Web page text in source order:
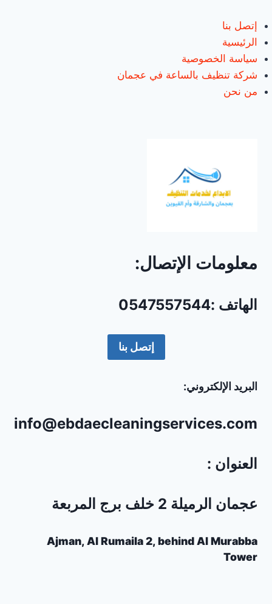
إتصل بنا
الرئيسية
سياسة الخصوصية
شركة تنظيف بالساعة في عجمان
من نحن
معلومات الإتصال:
الهاتف :0547557544
إتصل بنا
البريد الإلكتروني:
info@ebdaecleaningservices.com
العنوان :
عجمان الرميلة 2 خلف برج المربعة
Ajman, Al Rumaila 2, behind Al Murabba
Tower